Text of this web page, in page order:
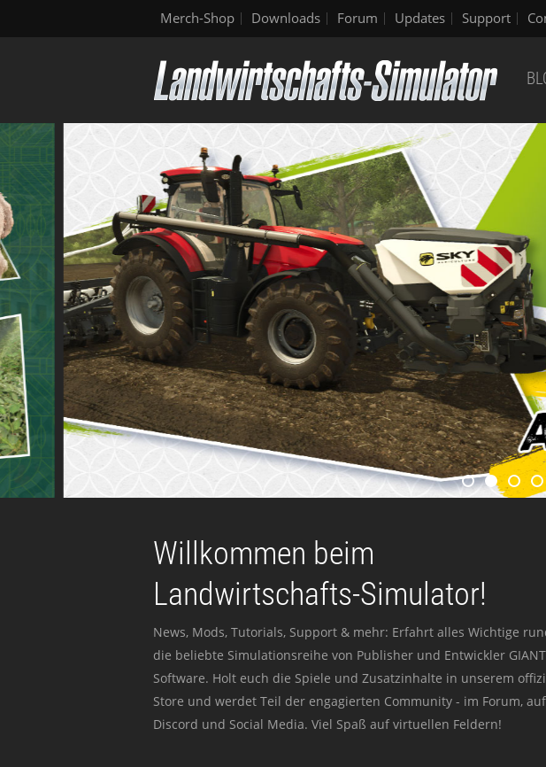
Merch-Shop Downloads Forum Updates Support
Willkommen beim
Landwirtschafts-Simulator!
News, Mods, Tutorials, Support & mehr: Erfahrt alles Wichtige
die beliebte Simulationsreihe von Publisher und Entwickler
Software. Holt euch die Spiele und Zusatzinhalte in unserem
Store und werdet Teil der engagierten Community - im Forum, auf
Discord und Social Media. Viel Spaß auf virtuellen Feldern!